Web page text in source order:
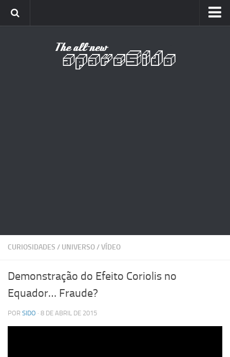
CURIOSIDADES / UNIVERSO/VÍDEO
Demonstração do Efeito Coriolis no
Equador… Fraude?
POR SIDO · 8 DE ABRIL DE 2015